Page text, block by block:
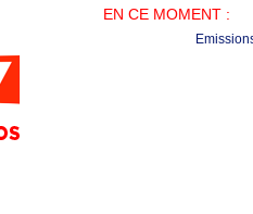
EN CE MOMENT :